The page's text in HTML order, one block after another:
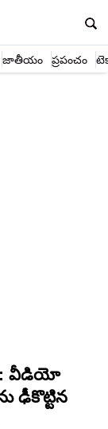
జాతీయం ప్రపంచం
వీడియో
ఢీకొట్టిన